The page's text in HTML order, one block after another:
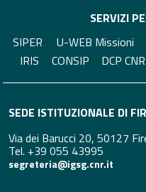
SERVIZI
SIPER
U-WEB Missioni
IRIS
CONSIP DCP CNR
SEDE ISTITUZIONALE DI
Via dei Barucci 20, 50127
Tel. +39 055 43995
segreteria@igsg.cnr.it